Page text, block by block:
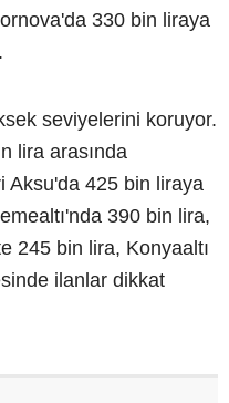
330 bin liraya
seviyelerini koruyor.
lira arasında
Aksu'da 425 bin liraya
390 bin lira,
245 bin lira, Konyaaltı
ilanlar dikkat